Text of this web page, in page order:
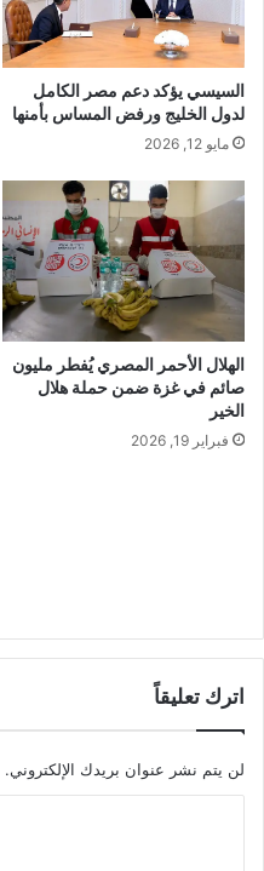
السيسي يؤكد دعم مصر الكامل
لدول الخليج ورفض المساس بأمنها
مايو 12, 2026
الهلال الأحمر المصري يُفطر مليون
صائم في غزة ضمن حملة هلال
الخير
فبراير 19, 2026
اترك تعليقاً
لن يتم نشر عنوان بريدك الإلكتروني.